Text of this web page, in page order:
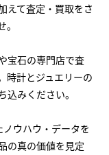
えて査定・買取をさ
宝石の専門店で査
時計とジュエリーの
みください。
ウハウ・データを
の真の価値を見定